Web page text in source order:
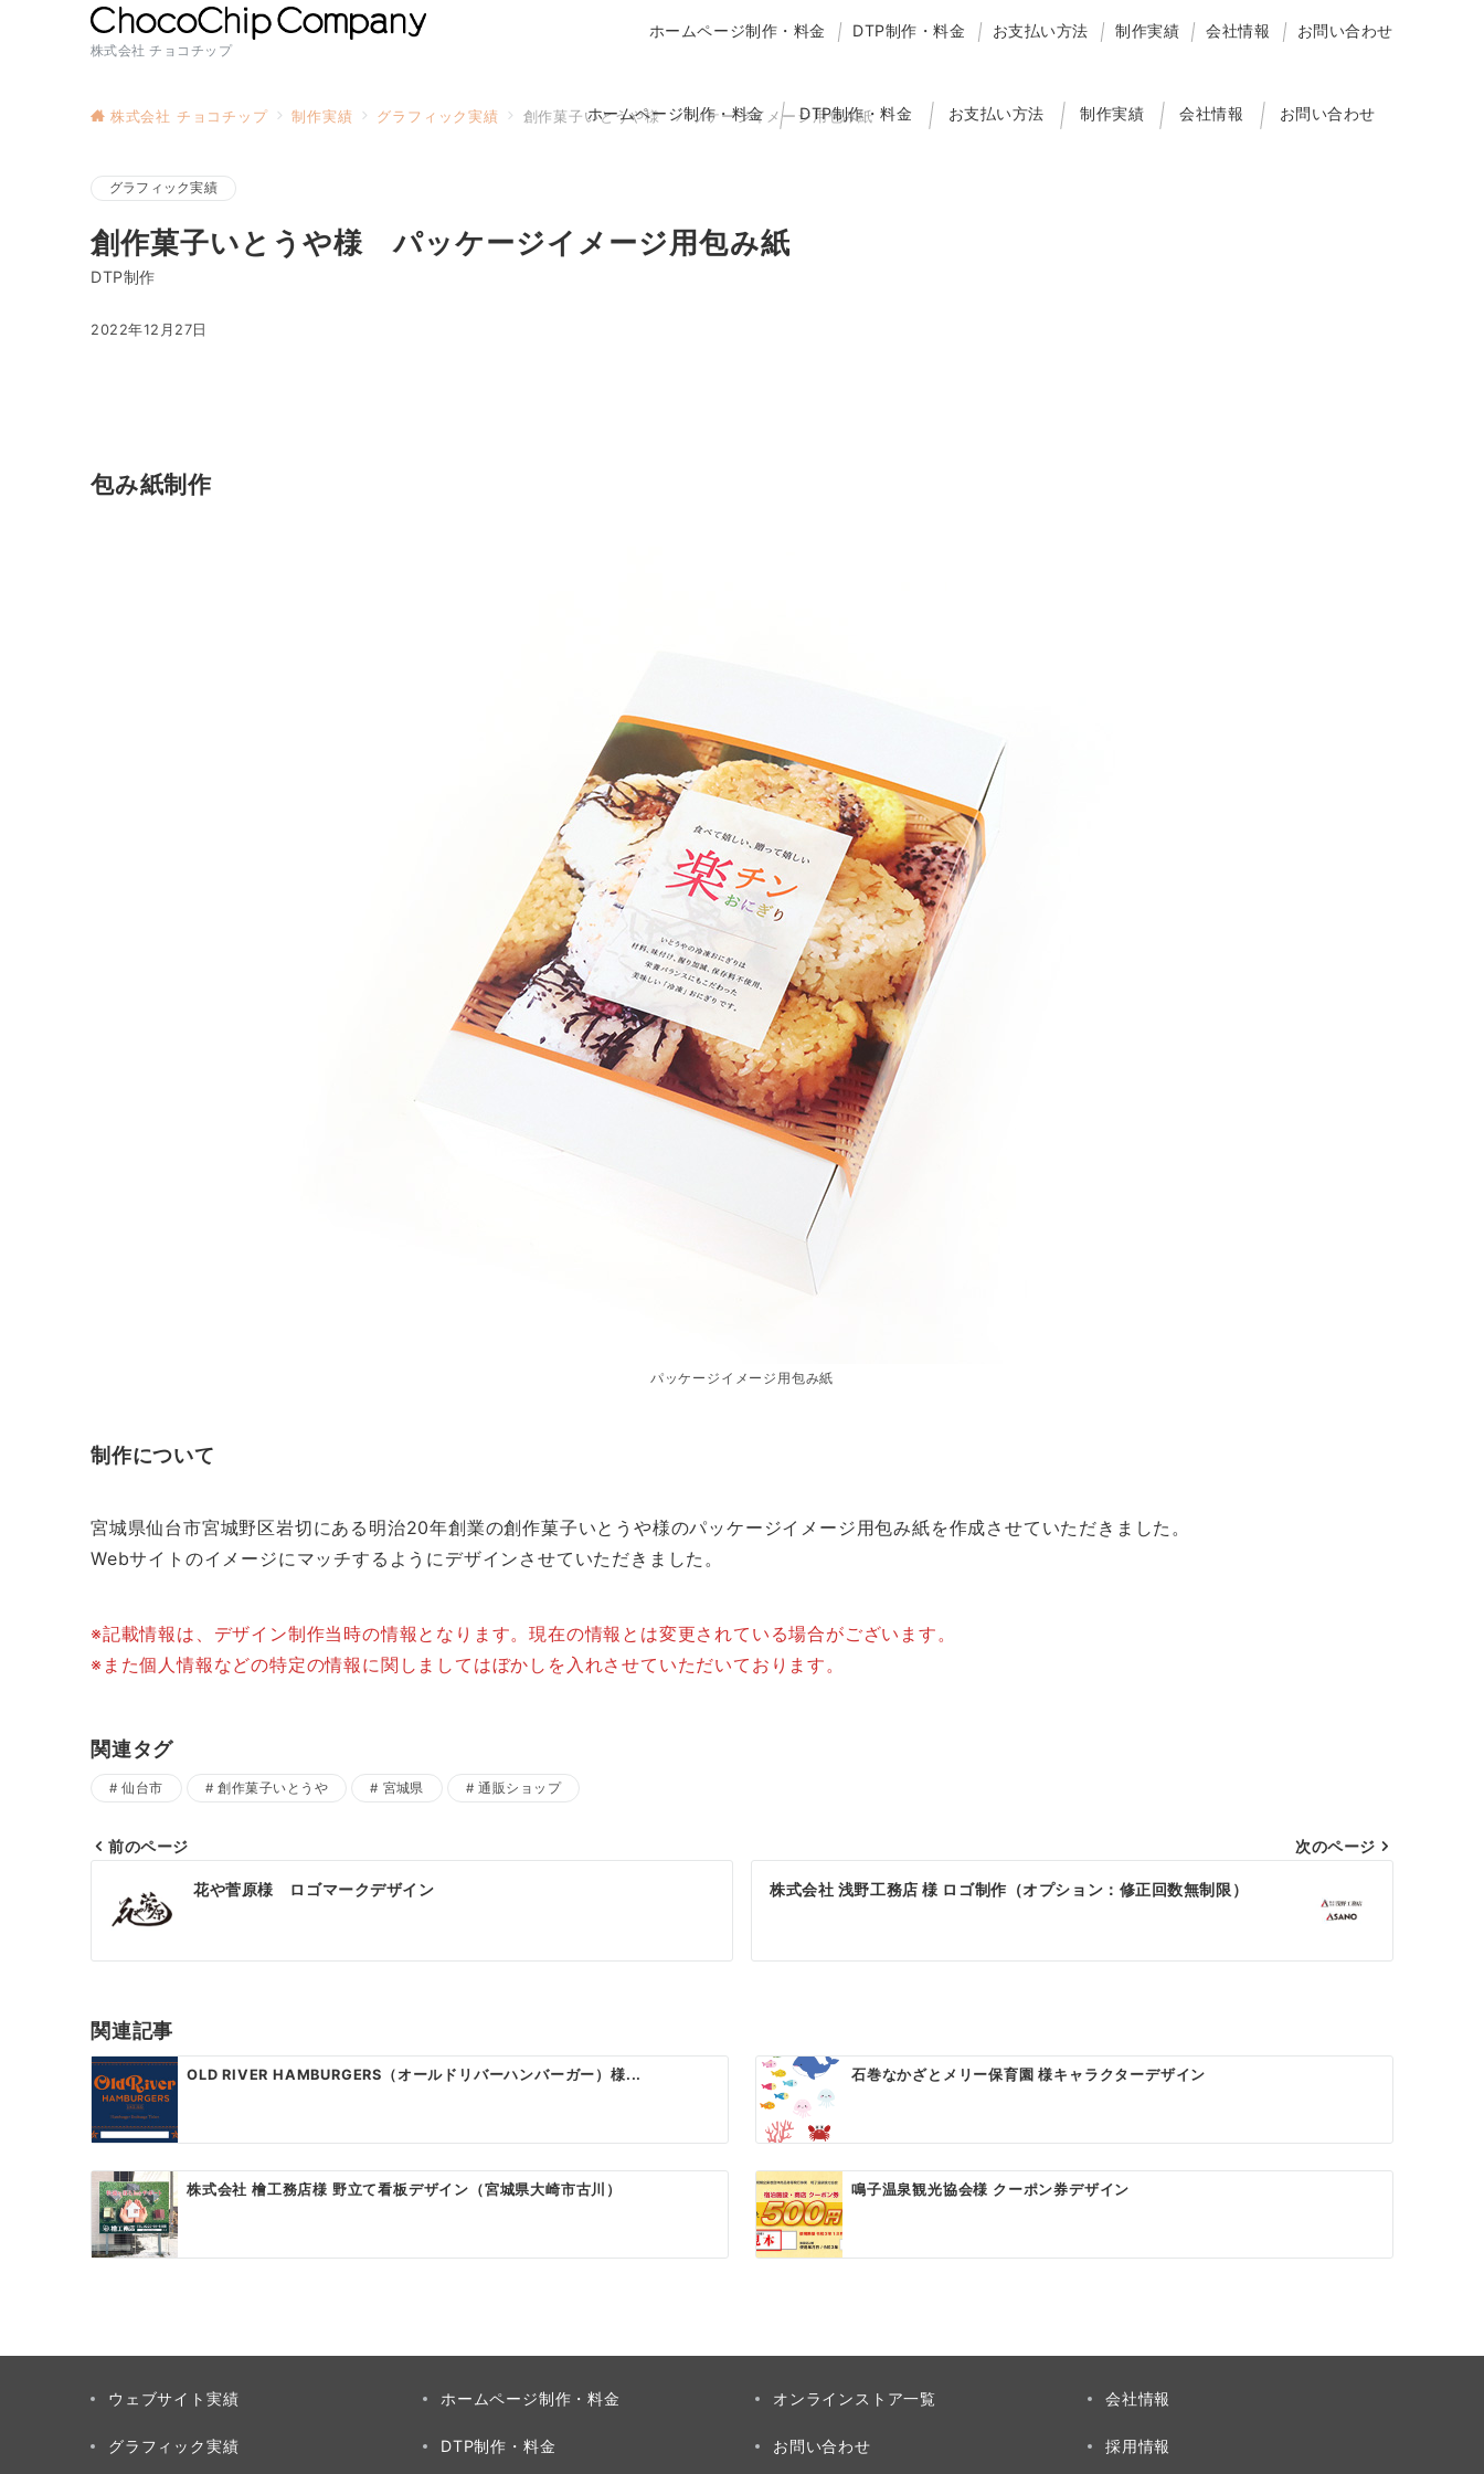
株式会社 チョコチップ
ホームページ制作・料金 DTP制作・料金 お支払い方法 制作実績 会社情報 お問い合わせ
ホームページ制作・料金 DTP制作・料金 お支払い方法 制作実績 会社情報 お問い合わせ
株式会社 チョコチップ 制作実績 グラフィック実績 創作菓子いとうや様 パッケージイメージ用包み紙
グラフィック実績
創作菓子いとうや様 パッケージイメージ用包み紙
DTP制作
2022年12月27日
包み紙制作
パッケージイメージ用包み紙
制作について
宮城県仙台市宮城野区岩切にある明治20年創業の創作菓子いとうや様のパッケージイメージ用包み紙を作成させていただきました。
Webサイトのイメージにマッチするようにデザインさせていただきました。
※記載情報は、デザイン制作当時の情報となります。現在の情報とは変更されている場合がございます。
※また個人情報などの特定の情報に関しましてはぼかしを入れさせていただいております。
関連タグ
仙台市 創作菓子いとうや 宮城県 通販ショップ
稿
ゲ
ー
シ
ョ
ン
前のページ
花や菅原様 ロゴマークデザイン
次のページ
株式会社 浅野工務店 様 ロゴ制作（オプション：修正回数無制限）
関連記事
OLD RIVER HAMBURGERS（オールドリバーハンバーガー）様... 石巻なかざとメリー保育園 様キャラクターデザイン
株式会社 檜工務店様 野立て看板デザイン（宮城県大崎市古川） 鳴子温泉観光協会様 クーポン券デザイン
ウェブサイト実績
グラフィック実績
ホームページ制作・料金
DTP制作・料金
オンラインストア一覧
お問い合わせ
会社情報
採用情報